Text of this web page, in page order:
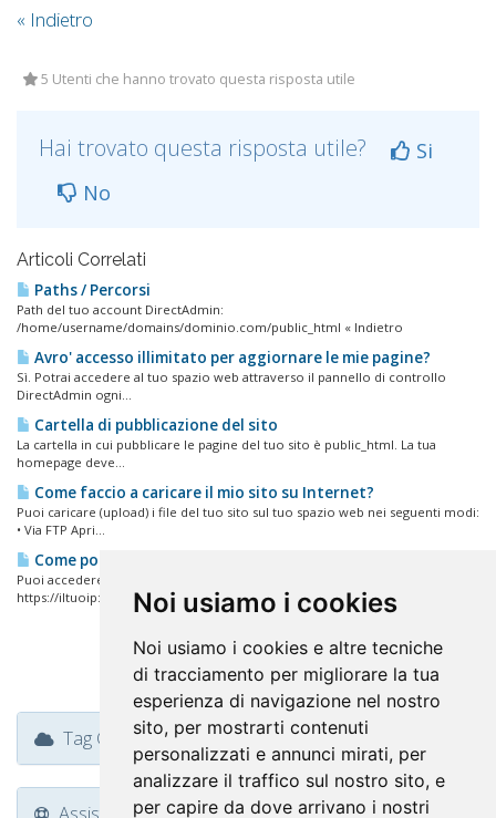
Noi usiamo i cookies
Noi usiamo i cookies e altre tecniche
di tracciamento per migliorare la tua
esperienza di navigazione nel nostro
sito, per mostrarti contenuti
personalizzati e annunci mirati, per
analizzare il traffico sul nostro sito, e
per capire da dove arrivano i nostri
« Indietro
5 Utenti che hanno trovato questa risposta utile
Hai trovato questa risposta utile?
Si
No
Articoli Correlati
Paths / Percorsi
Path del tuo account DirectAdmin:
/home/username/domains/dominio.com/public_html « Indietro
Avro' accesso illimitato per aggiornare le mie pagine?
Sì. Potrai accedere al tuo spazio web attraverso il pannello di controllo
DirectAdmin ogni...
Cartella di pubblicazione del sito
La cartella in cui pubblicare le pagine del tuo sito è public_html. La tua
homepage deve...
Come faccio a caricare il mio sito su Internet?
Puoi caricare (upload) i file del tuo sito sul tuo spazio web nei seguenti modi:
• Via FTP Apri...
Come posso accedere al mio pannello di controllo?
Puoi accedere al tuo pannello di controllo DirectAdmin nei seguenti modi:
https://iltuoip:2087...
Tag Cloud